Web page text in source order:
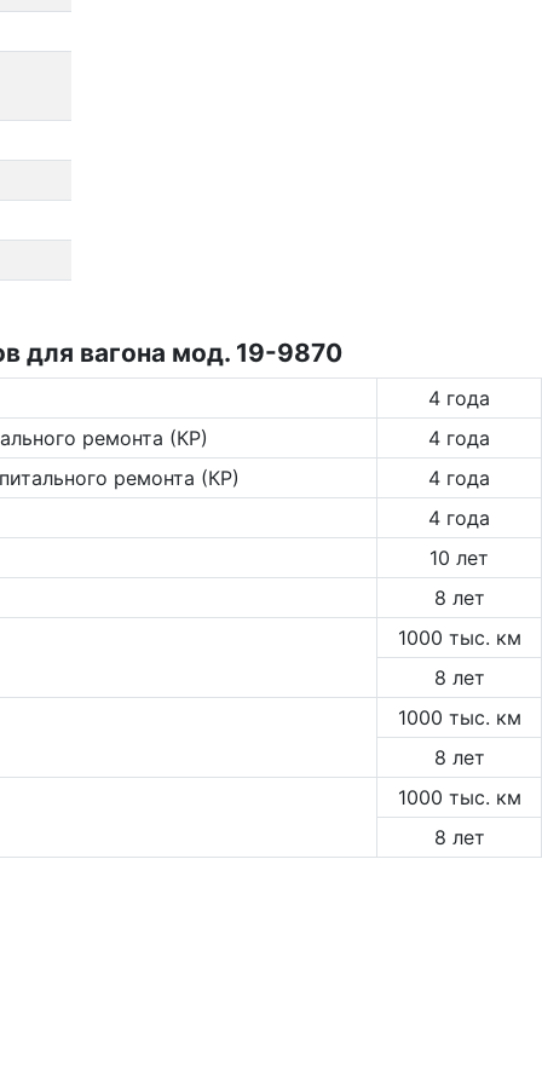
для вагона мод. 19-9870
4 года
ремонта (КР)
4 года
ремонта (КР)
4 года
4 года
10 лет
8 лет
1000 тыс. км
8 лет
1000 тыс. км
8 лет
1000 тыс. км
8 лет